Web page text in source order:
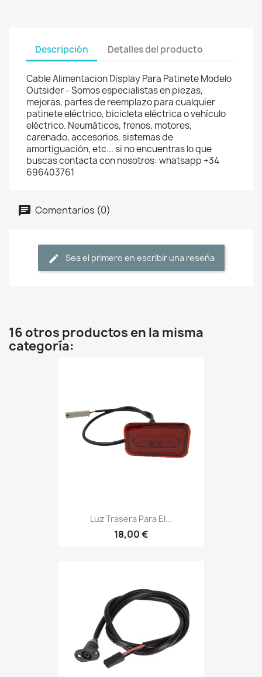
Descripción Detalles del producto
Cable Alimentacion Display Para Patinete Modelo
Outsider - Somos especialistas en piezas,
mejoras, partes de reemplazo para cualquier
patinete eléctrico, bicicleta eléctrica o vehículo
eléctrico. Neumáticos, frenos, motores,
carenado, accesorios, sistemas de
amortiguación, etc... si no encuentras lo que
buscas contacta con nosotros: whatsapp +34
696403761
Comentarios (0)
Sea el primero en escribir una reseña
16 otros productos en la misma
categoría:
Luz Trasera Para El...
18,00 €